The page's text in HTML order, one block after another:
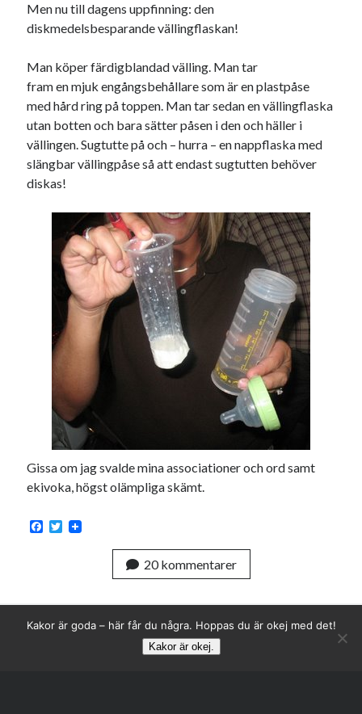
Men nu till dagens uppfinning: den
diskmedelsbesparande vällingflaskan!
Man köper färdigblandad välling. Man tar
fram en mjuk engångsbehållare som är en plastpåse
med hård ring på toppen. Man tar sedan en vällingflaska
utan botten och bara sätter påsen i den och häller i
vällingen. Sugtutte på och – hurra – en nappflaska med
slängbar vällingpåse så att endast sugtutten behöver
diskas!
Gissa om jag svalde mina associationer och ord samt
ekivoka, högst olämpliga skämt.
F
o
T
r
20 kommentarer
Kakor är goda – här får du några. Hoppas du är okej med det!
Kakor är okej.